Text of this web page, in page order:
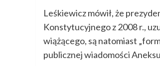
Leśkiewicz mówił, że
Konstytucyjnego z 2008 r.,
wiążącego, są natomiast
publicznej wiadomości